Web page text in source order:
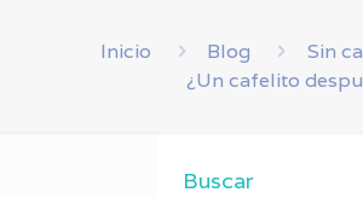
Inicio Blog
Sin
¿Un cafelito
Buscar